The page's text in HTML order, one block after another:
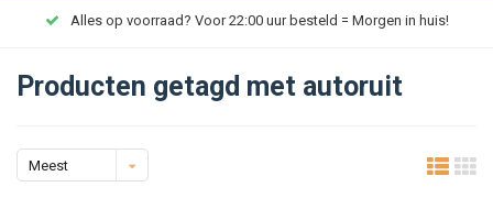
Alles op voorraad? Voor 22:00 uur besteld = Morgen in huis!
Producten getagd met autoruit
Meest